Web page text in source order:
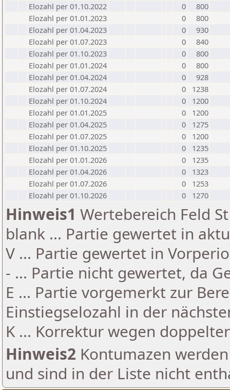
Elozahl per 01.10.2022
0
800
Elozahl per 01.01.2023
0
800
Elozahl per 01.04.2023
0
930
Elozahl per 01.07.2023
0
840
Elozahl per 01.10.2023
0
800
Elozahl per 01.01.2024
0
800
Elozahl per 01.04.2024
0
928
Elozahl per 01.07.2024
0
1238
Elozahl per 01.10.2024
0
1200
Elozahl per 01.01.2025
0
1200
Elozahl per 01.04.2025
0
1275
Elozahl per 01.07.2025
0
1200
Elozahl per 01.10.2025
0
1235
Elozahl per 01.01.2026
0
1235
Elozahl per 01.04.2026
0
1323
Elozahl per 01.07.2026
0
1253
Elozahl per 01.10.2026
0 1270
Hinweis1 Wertebereich Feld
blank ... Partie gewertet in
V ... Partie gewertet in
- ... Partie nicht gewertet, da
E ... Partie vorgemerkt zur
Einstiegselozahl in der
K ... Korrektur wegen
Hinweis2 Kontumazen
und sind in der Liste nicht